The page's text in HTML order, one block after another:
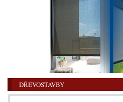
DŘEVOSTAVBY